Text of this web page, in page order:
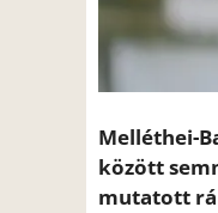
Melléthei-
között
mutatott rá